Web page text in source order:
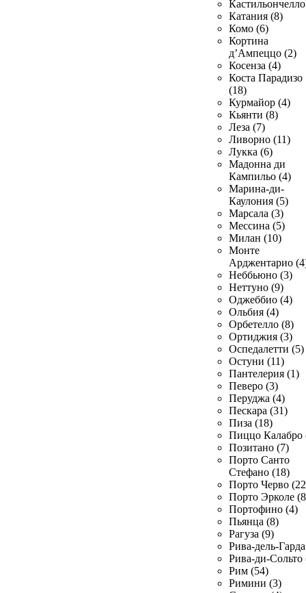
Катания (8)
Комо (6)
Кортина
д’Ампеццо (2)
Косенза (4)
Коста Парадизо
(18)
Курмайор (4)
Кьянти (8)
Леза (7)
Ливорно (11)
Лукка (6)
Мадонна ди
Кампильо (4)
Марина-ди-
Каулония (5)
Марсала (3)
Мессина (5)
Милан (10)
Монте
Арджентарио
Неббьюно (3)
Неттуно (9)
Оджеббио (4)
Ольбия (4)
Орбетелло (8)
Ортиджия (3)
Оспедалетти (5)
Остуни (11)
Пантелерия (1)
Певеро (3)
Перуджа (4)
Пескара (31)
Пиза (18)
Пиццо Калабро
Позитано (7)
Порто Санто
Стефано (18)
Порто Черво
Порто Эрколе
Портофино (4)
Пьянца (8)
Рагуза (9)
Рива-дель-
Рива-ди-Сольто
Рим (54)
Римини (3)